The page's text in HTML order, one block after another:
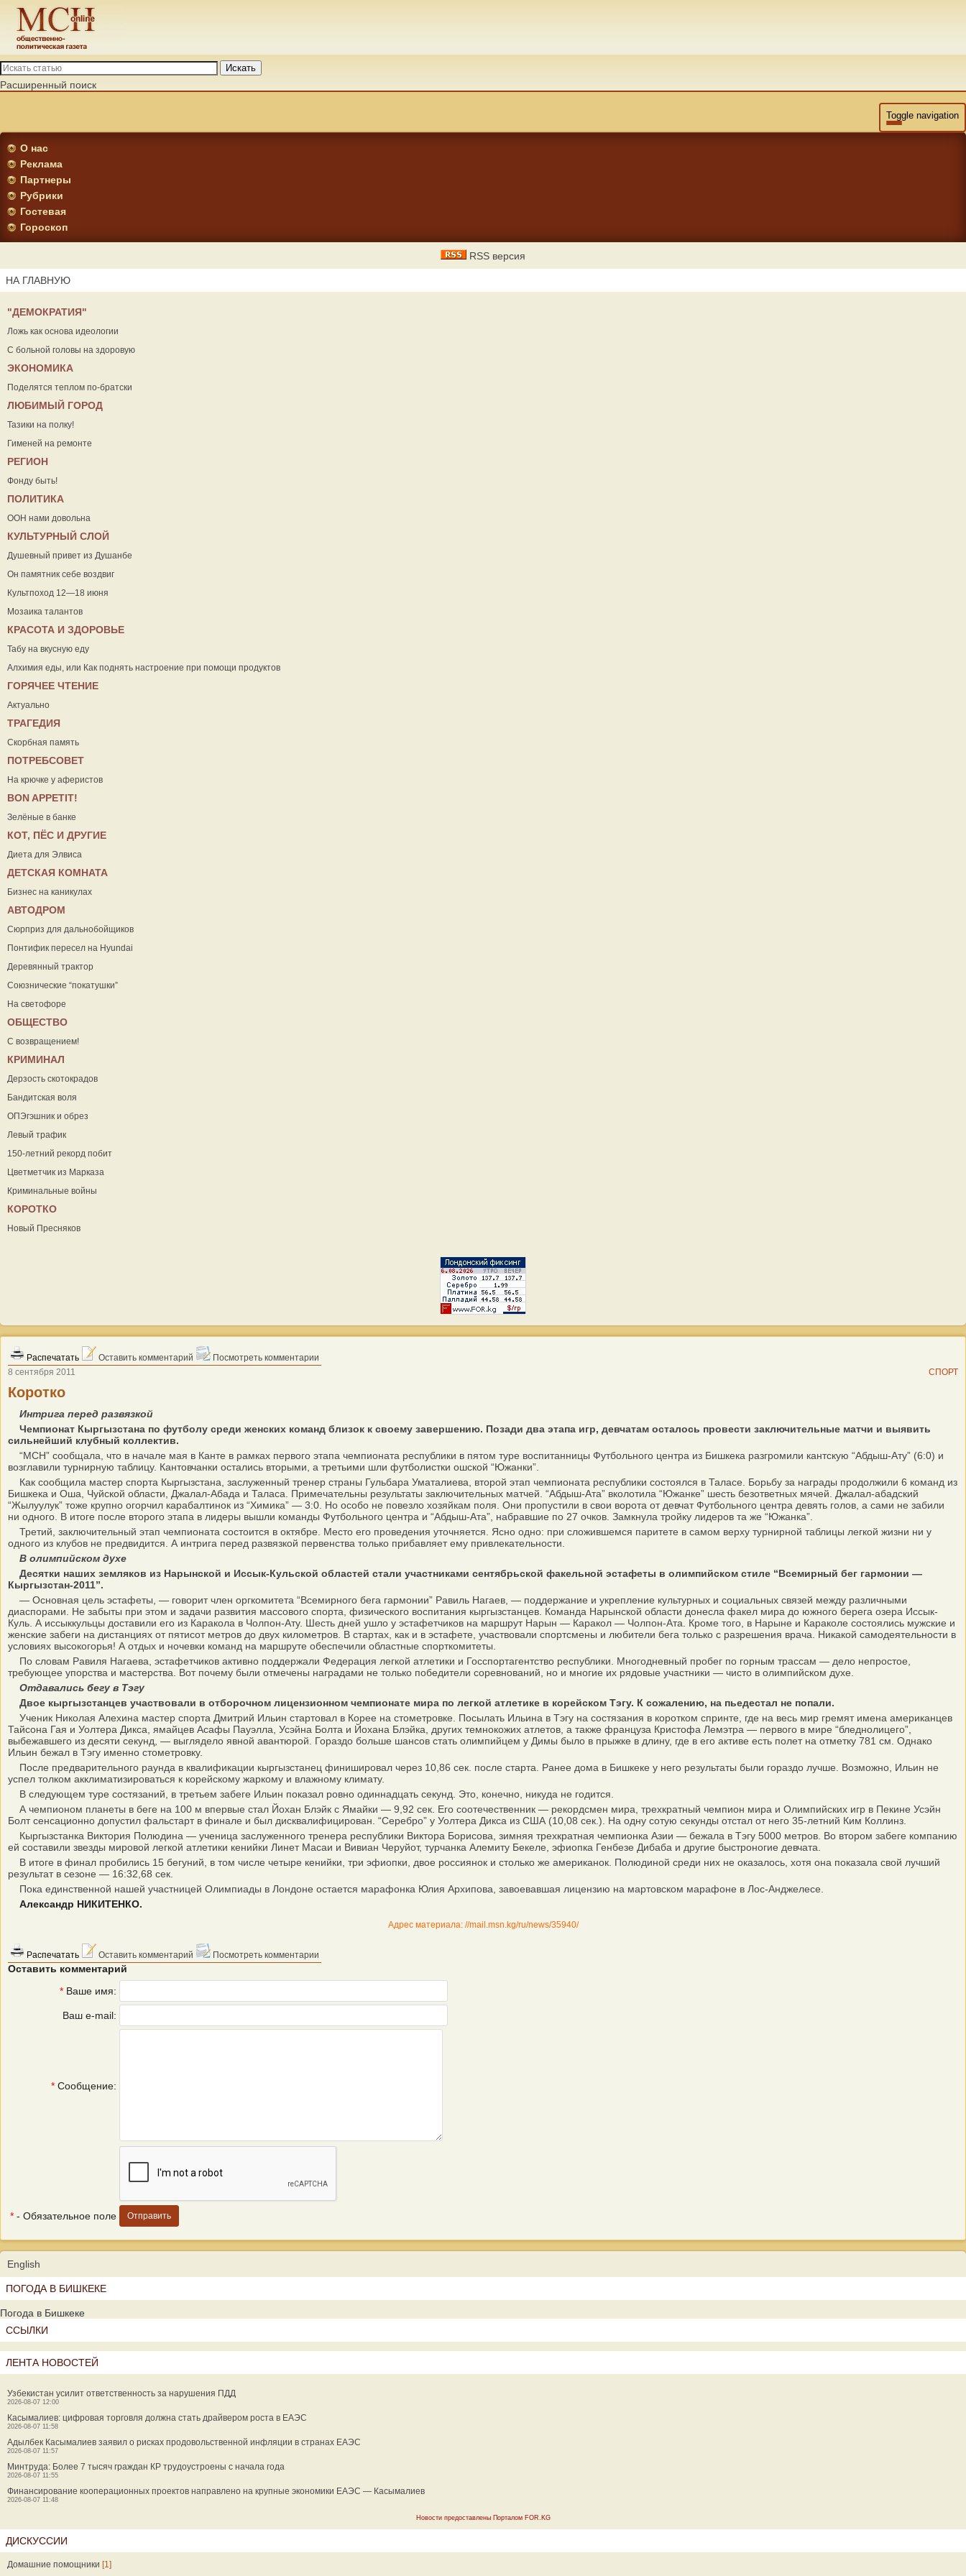
Искать
Расширенный поиск
Toggle navigation
О нас
Реклама
Партнеры
Рубрики
Гостевая
Гороскоп
RSS версия
НА ГЛАВНУЮ
"ДЕМОКРАТИЯ"
Ложь как основа идеологии
С больной головы на здоровую
ЭКОНОМИКА
Поделятся теплом по-братски
ЛЮБИМЫЙ ГОРОД
Тазики на полку!
Гименей на ремонте
РЕГИОН
Фонду быть!
ПОЛИТИКА
ООН нами довольна
КУЛЬТУРНЫЙ СЛОЙ
Душевный привет из Душанбе
Он памятник себе воздвиг
Культпоход 12—18 июня
Мозаика талантов
КРАСОТА И ЗДОРОВЬЕ
Табу на вкусную еду
Алхимия еды, или Как поднять настроение при помощи продуктов
ГОРЯЧЕЕ ЧТЕНИЕ
Актуально
ТРАГЕДИЯ
Скорбная память
ПОТРЕБСОВЕТ
На крючке у аферистов
ВON APPETIT!
Зелёные в банке
КОТ, ПЁС И ДРУГИЕ
Диета для Элвиса
ДЕТСКАЯ КОМНАТА
Бизнес на каникулах
АВТОДРОМ
Сюрприз для дальнобойщиков
Понтифик пересел на Hyundai
Деревянный трактор
Союзнические “покатушки”
На светофоре
ОБЩЕСТВО
С возвращением!
КРИМИНАЛ
Дерзость скотокрадов
Бандитская воля
ОПЭгэшник и обрез
Левый трафик
150-летний рекорд побит
Цветметчик из Марказа
Криминальные войны
КОРОТКО
Новый Пресняков
Распечатать Оставить комментарий
Посмотреть комментарии
8 сентября 2011
СПОРТ
Коротко
Интрига перед развязкой
Чемпионат Кыргызстана по футболу среди женских команд близок к своему завершению. Позади два этапа игр, девчатам осталось провести заключительные матчи и выявить
сильнейший клубный коллектив.
“МСН” сообщала, что в начале мая в Канте в рамках первого этапа чемпионата республики в пятом туре воспитанницы Футбольного центра из Бишкека разгромили кантскую “Абдыш-Ату” (6:0) и
возглавили турнирную таблицу. Кантовчанки остались вторыми, а третьими шли футболистки ошской “Южанки”.
Как сообщила мастер спорта Кыргызстана, заслуженный тренер страны Гульбара Уматалиева, второй этап чемпионата республики состоялся в Таласе. Борьбу за награды продолжили 6 команд из
Бишкека и Оша, Чуйской области, Джалал-Абада и Таласа. Примечательны результаты заключительных матчей. “Абдыш-Ата” вколотила “Южанке” шесть безответных мячей. Джалал-абадский
“Жылуулук” тоже крупно огорчил карабалтинок из “Химика” — 3:0. Но особо не повезло хозяйкам поля. Они пропустили в свои ворота от девчат Футбольного центра девять голов, а сами не забили
ни одного. В итоге после второго этапа в лидеры вышли команды Футбольного центра и “Абдыш-Ата”, набравшие по 27 очков. Замкнула тройку лидеров та же “Южанка”.
Третий, заключительный этап чемпионата состоится в октябре. Место его проведения уточняется. Ясно одно: при сложившемся паритете в самом верху турнирной таблицы легкой жизни ни у
одного из клубов не предвидится. А интрига перед развязкой первенства только прибавляет ему привлекательности.
В олимпийском духе
Десятки наших земляков из Нарынской и Иссык-Кульской областей стали участниками сентябрьской факельной эстафеты в олимпийском стиле “Всемирный бег гармонии —
Кыргызстан-2011”.
— Основная цель эстафеты, — говорит член оргкомитета “Всемирного бега гармонии” Равиль Нагаев, — поддержание и укрепление культурных и социальных связей между различными
диаспорами. Не забыты при этом и задачи развития массового спорта, физического воспитания кыргызстанцев. Команда Нарынской области донесла факел мира до южного берега озера Иссык-
Куль. А иссыккульцы доставили его из Каракола в Чолпон-Ату. Шесть дней ушло у эстафетчиков на маршрут Нарын — Каракол — Чолпон-Ата. Кроме того, в Нарыне и Караколе состоялись мужские и
женские забеги на дистанциях от пятисот метров до двух километров. В стартах, как и в эстафете, участвовали спортсмены и любители бега только с разрешения врача. Никакой самодеятельности в
условиях высокогорья! А отдых и ночевки команд на маршруте обеспечили областные спорткомитеты.
По словам Равиля Нагаева, эстафетчиков активно поддержали Федерация легкой атлетики и Госспортагентство республики. Многодневный пробег по горным трассам — дело непростое,
требующее упорства и мастерства. Вот почему были отмечены наградами не только победители соревнований, но и многие их рядовые участники — чисто в олимпийском духе.
Отдавались бегу в Тэгу
Двое кыргызстанцев участвовали в отборочном лицензионном чемпионате мира по легкой атлетике в корейском Тэгу. К сожалению, на пьедестал не попали.
Ученик Николая Алехина мастер спорта Дмитрий Ильин стартовал в Корее на стометровке. Посылать Ильина в Тэгу на состязания в коротком спринте, где на весь мир гремят имена американцев
Тайсона Гая и Уолтера Дикса, ямайцев Асафы Пауэлла, Усэйна Болта и Йохана Блэйка, других темнокожих атлетов, а также француза Кристофа Лемэтра — первого в мире “бледнолицего”,
выбежавшего из десяти секунд, — выглядело явной авантюрой. Гораздо больше шансов стать олимпийцем у Димы было в прыжке в длину, где в его активе есть полет на отметку 781 см. Однако
Ильин бежал в Тэгу именно стометровку.
После предварительного раунда в квалификации кыргызстанец финишировал через 10,86 сек. после старта. Ранее дома в Бишкеке у него результаты были гораздо лучше. Возможно, Ильин не
успел толком акклиматизироваться к корейскому жаркому и влажному климату.
В следующем туре состязаний, в третьем забеге Ильин показал ровно одиннад­цать секунд. Это, конечно, никуда не годится.
А чемпионом планеты в беге на 100 м впервые стал Йохан Блэйк с Ямайки — 9,92 сек. Его соотечественник — рекордсмен мира, трехкратный чемпион мира и Олимпийских игр в Пекине Усэйн
Болт сенсационно допустил фальстарт в финале и был дисквалифицирован. “Серебро” у Уолтера Дикса из США (10,08 сек.). На одну сотую секунды отстал от него 35-летний Ким Коллинз.
Кыргызстанка Виктория Полюдина — ученица заслуженного тренера республики Виктора Борисова, зимняя трехкратная чемпионка Азии — бежала в Тэгу 5000 метров. Во втором забеге компанию
ей составили звезды мировой легкой атлетики кенийки Линет Масаи и Вивиан Черуйот, турчанка Алемиту Бекеле, эфиопка Генбезе Дибаба и другие быстроногие девчата.
В итоге в финал пробились 15 бегуний, в том числе четыре кенийки, три эфиопки, двое россиянок и столько же американок. Полюдиной среди них не оказалось, хотя она показала свой лучший
результат в сезоне — 16:32,68 сек.
Пока единственной нашей участницей Олимпиады в Лондоне остается марафонка Юлия Архипова, завоевавшая лицензию на мартовском марафоне в Лос-Анджелесе.
Александр НИКИТЕНКО.
Адрес материала: //mail.msn.kg/ru/news/35940/
Распечатать Оставить комментарий Посмотреть комментарии
Оставить комментарий
* Ваше имя:
Ваш e-mail:
* Сообщение:
* - Обязательное поле
English
ПОГОДА В БИШКЕКЕ
Погода в Бишкеке
ССЫЛКИ
ЛЕНТА НОВОСТЕЙ
Узбекистан усилит ответственность за нарушения ПДД
2026-08-07 12:00
Касымалиев: цифровая торговля должна стать драйвером роста в ЕАЭС
2026-08-07 11:58
Адылбек Касымалиев заявил о рисках продовольственной инфляции в странах ЕАЭС
2026-08-07 11:57
Минтруда: Более 7 тысяч граждан КР трудоустроены с начала года
2026-08-07 11:55
Финансирование кооперационных проектов направлено на крупные экономики ЕАЭС — Касымалиев
2026-08-07 11:48
Новости предоставлены Порталом FOR.KG
ДИСКУССИИ
Домашние помощники [1]